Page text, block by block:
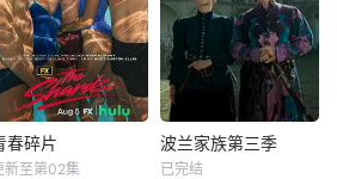
春碎片
新至第02集
波兰家族第三季
已完结